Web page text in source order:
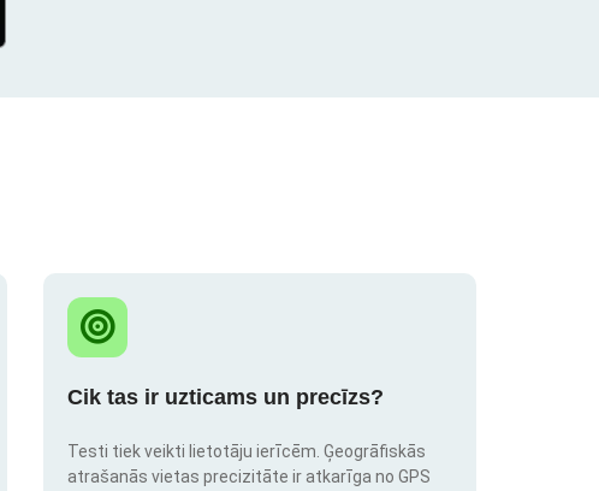
Cik tas ir uzticams un precīzs?
Testi tiek veikti lietotāju ierīcēm. Ģeogrāfiskās
atrašanās vietas precizitāte ir atkarīga no GPS